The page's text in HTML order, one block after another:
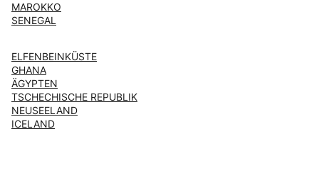
MAROKKO
SENEGAL
ELFENBEINKÜSTE
GHANA
ÄGYPTEN
TSCHECHISCHE REPUBLIK
NEUSEELAND
ICELAND